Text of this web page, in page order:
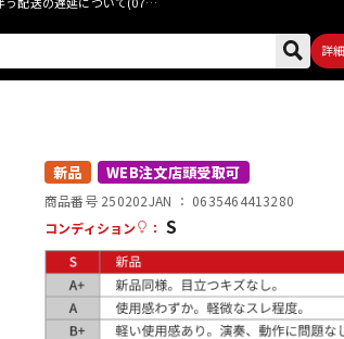
詳
ウクレレ
その他楽器
新品 WEB注文店頭受取可
商品番号 250202JAN ： 0635464413280
コンディション
： S